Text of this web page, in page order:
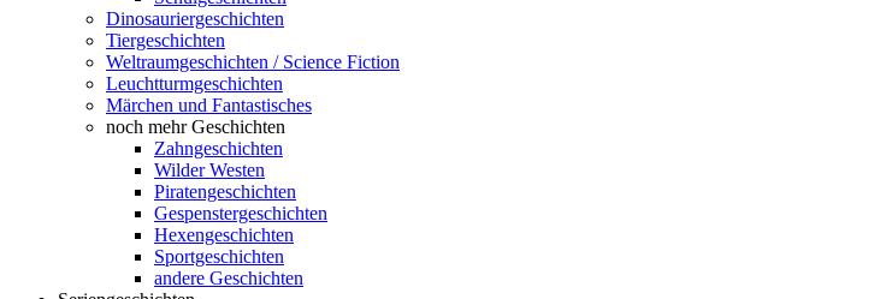
Dinosauriergeschichten
Tiergeschichten
Weltraumgeschichten / Science Fiction
Leuchtturmgeschichten
Märchen und Fantastisches
noch mehr Geschichten
Zahngeschichten
Wilder Westen
Piratengeschichten
Gespenstergeschichten
Hexengeschichten
Sportgeschichten
andere Geschichten